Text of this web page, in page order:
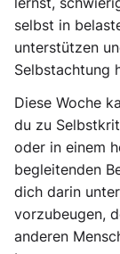
selbst in
unterstützen
Selbstachtung
Diese Woche
du zu
oder in einem
begleitenden
dich darin
vorzubeugen,
anderen